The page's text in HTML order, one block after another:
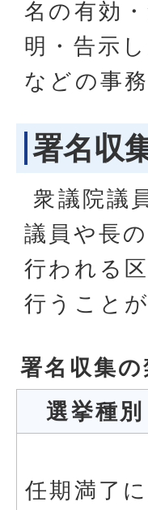
名の有効
明・告示
などの事
署名収
衆議院議
議員や長
行われる
行うこと
署名収集の
選挙種別
任期満了に